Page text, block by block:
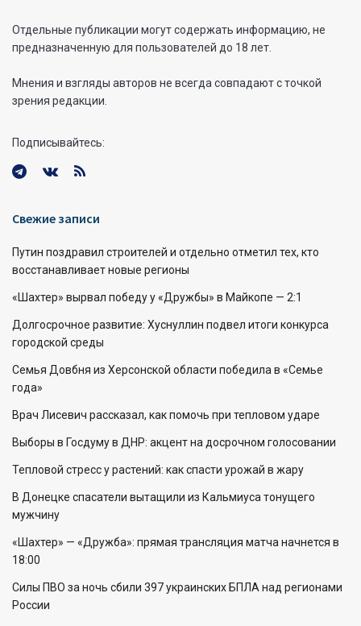
Отдельные публикации могут содержать информацию, не
предназначенную для пользователей до 18 лет.
Мнения и взгляды авторов не всегда совпадают с точкой
зрения редакции.
Подписывайтесь:
Свежие записи
Путин поздравил строителей и отдельно отметил тех, кто
восстанавливает новые регионы
«Шахтер» вырвал победу у «Дружбы» в Майкопе — 2:1
Долгосрочное развитие: Хуснуллин подвел итоги конкурса
городской среды
Семья Довбня из Херсонской области победила в «Семье
года»
Врач Лисевич рассказал, как помочь при тепловом ударе
Выборы в Госдуму в ДНР: акцент на досрочном голосовании
Тепловой стресс у растений: как спасти урожай в жару
В Донецке спасатели вытащили из Кальмиуса тонущего
мужчину
«Шахтер» — «Дружба»: прямая трансляция матча начнется в
18:00
Силы ПВО за ночь сбили 397 украинских БПЛА над регионами
России